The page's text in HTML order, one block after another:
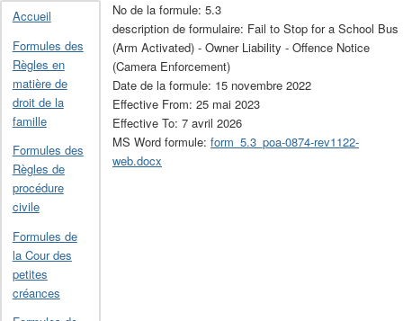
Accueil
Formules des
Règles en
matière de
droit de la
famille
Formules des
Règles de
procédure
civile
Formules de
la Cour des
petites
créances
No de la formule: 5.3
description de formulaire: Fail to Stop for a School Bus
(Arm Activated) - Owner Liability - Offence Notice
(Camera Enforcement)
Date de la formule: 15 novembre 2022
Effective From: 25 mai 2023
Effective To: 7 avril 2026
MS Word formule: form_5.3_poa-0874-rev1122-
web.docx